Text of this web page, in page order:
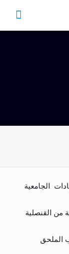
الجامعية
من القنصلية
الملحق